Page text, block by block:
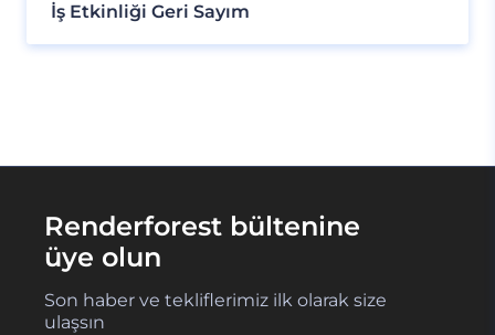
İş Etkinliği Geri Sayım
Renderforest bültenine
üye olun
Son haber ve tekliflerimiz ilk olarak size
ulaşsın